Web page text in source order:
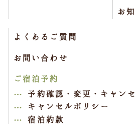
お
よくあるご質問
お問い合わせ
ご宿泊予約
予約確認・変更・キャン
キャンセルポリシー
宿泊約款